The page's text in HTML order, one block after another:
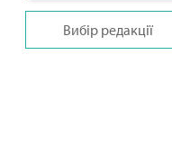
Вибір редакції